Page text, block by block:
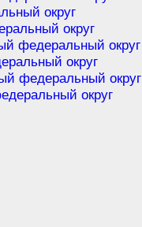
округ
округ
федеральный округ
округ
федеральный округ
округ